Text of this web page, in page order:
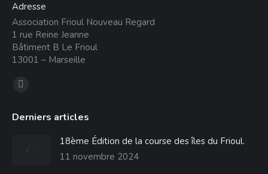
Adresse
Association Frioul Nouveau Regard
1 rue Reine Jeanne
Bâtiment B Le Frioul
13001 – Marseille
Trouvez nous sur :
La
Facebook
dans
Derniers articles
18ème Édition de la course des îles du Frioul.
11 novembre 2024